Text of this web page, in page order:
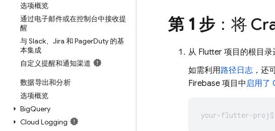
选项概览
通过电子邮件或在控制台中接收提
醒
与 Slack、Jira 和 PagerDuty 的基
本集成
自定义提醒和通知渠道
数据导出和分析
选项概览
BigQuery
Cloud Logging
第 1 步 ：将
从 Flutter 项目的根目
如需利用路径日志 ，还
Firebase 项目中启用了